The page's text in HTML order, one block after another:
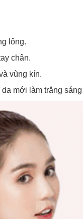
lông.
chân.
vùng kín.
mới làm trắng